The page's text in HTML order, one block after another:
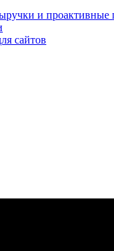
и проактивные
сайтов